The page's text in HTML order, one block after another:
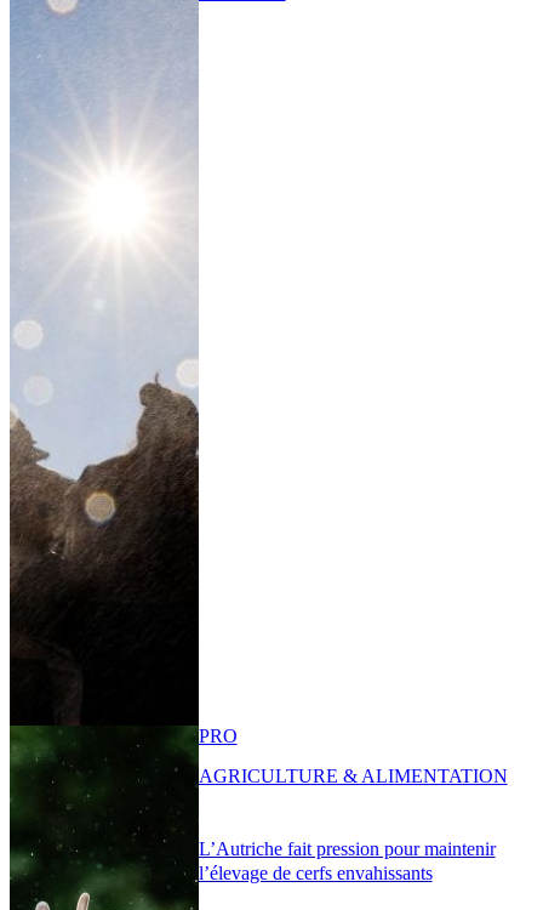
L’Autriche fait pression pour maintenir
l’élevage de cerfs envahissants
PRO
AGRICULTURE & ALIMENTATION